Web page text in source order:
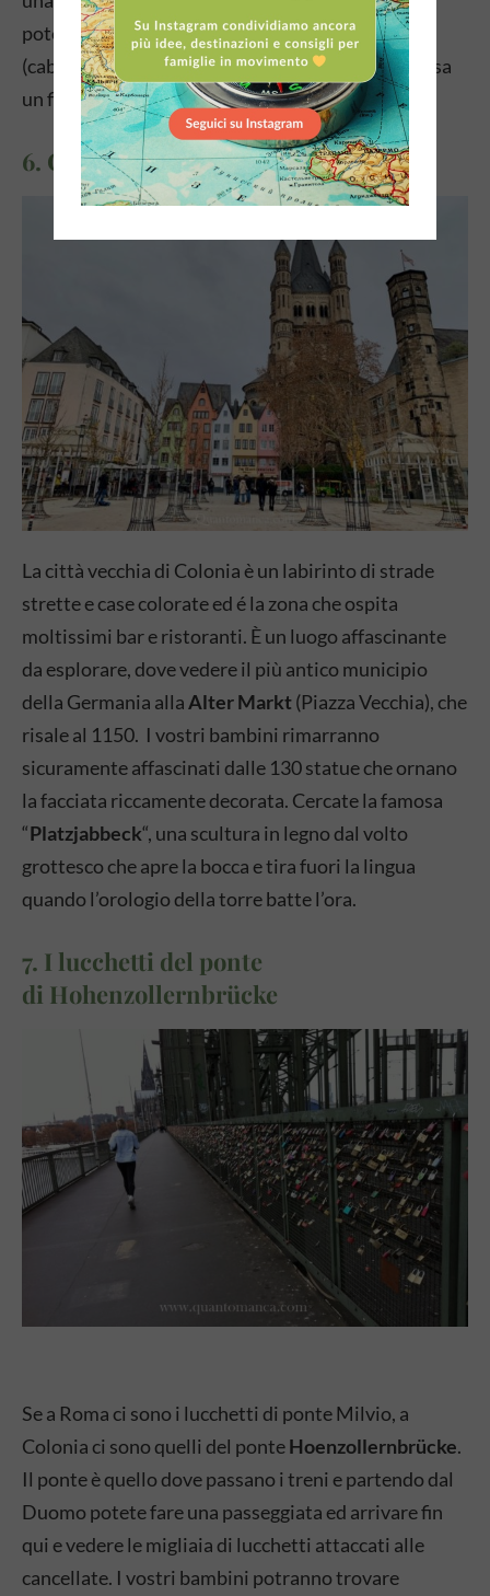
potete portare i bambini sullaKoelner Seilbahn
(cabinovia ), l’unica funivia d’Europa che attraversa
un fiume.
6. Città vecchia di Colonia
La città vecchia di Colonia è un labirinto di strade
strette e case colorate ed é la zona che ospita
moltissimi bar e ristoranti. È un luogo affascinante
da esplorare, dove vedere il più antico municipio
della Germania allaAlter Markt(Piazza Vecchia), che
risale al 1150. I vostri bambini rimarranno
sicuramente affascinati dalle 130 statue che ornano
la facciata riccamente decorata. Cercate la famosa
“Platzjabbeck“, una scultura in legno dal volto
grottesco che apre la bocca e tira fuori la lingua
quando l’orologio della torre batte l’ora.
7. I lucchetti del ponte
di Hohenzollernbrücke
Se a Roma ci sono i lucchetti di ponte Milvio, a
Colonia ci sono quelli del ponteHoenzollernbrücke.
Il ponte è quello dove passano i treni e partendo dal
Duomo potete fare una passeggiata ed arrivare fin
qui e vedere le migliaia di lucchetti attaccati alle
cancellate. I vostri bambini potranno trovare